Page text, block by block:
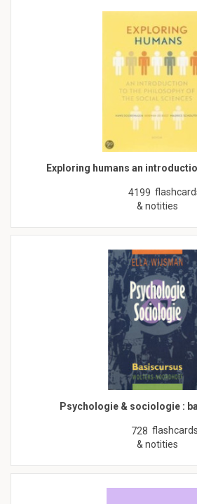
Exploring humans an
4199
& notities
Psychologie & sociologie :
728 flashcards
& notities